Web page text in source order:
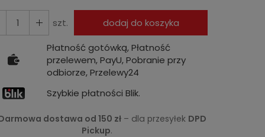
szt.
dodaj do koszyka
Płatność gotówką, Płatność
przelewem, PayU, Pobranie przy
odbiorze, Przelewy24
Szybkie płatności Blik.
dostawa od 150 zł – dla przesyłek DPD
Pickup.